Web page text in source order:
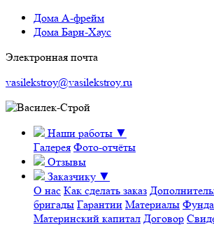
Дома А-фрейм
Дома Барн-Хаус
Электронная почта
vasilekstroy@vasilekstroy.ru
Наши работы ▼
Галерея Фото-отчёты
Отзывы
Заказчику ▼
О нас Как сделать заказ
бригады Гарантии Материалы
Материнский капитал Договор